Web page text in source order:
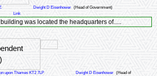
Dwight D Eisenhower (Head of Government)
Link
building was located the headquarters of.....
upon Thames KT2 7LP Dwight D Eisenhower (Head of